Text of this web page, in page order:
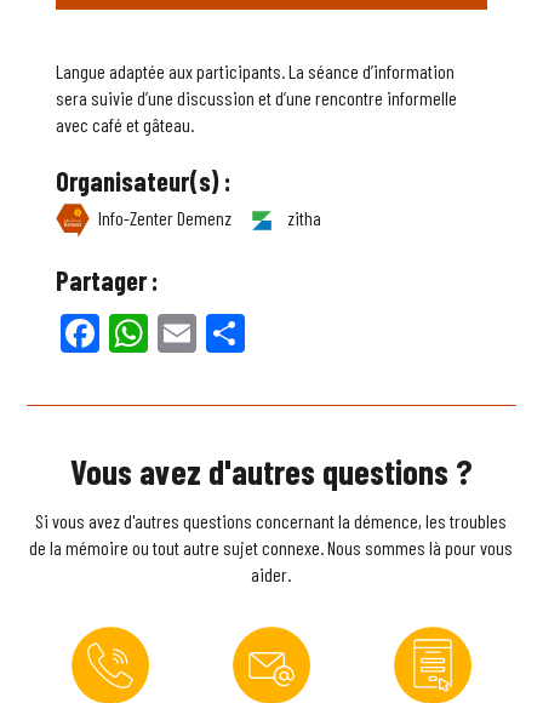
Langue adaptée aux participants. La séance d’information
sera suivie d’une discussion et d’une rencontre informelle
avec café et gâteau.
Organisateur(s) :
Info-Zenter Demenz zitha
Partager :
Facebook
WhatsApp
Email
Vous avez d'autres questions ?
Si vous avez d'autres questions concernant la démence, les troubles
de la mémoire ou tout autre sujet connexe. Nous sommes là pour vous
aider.